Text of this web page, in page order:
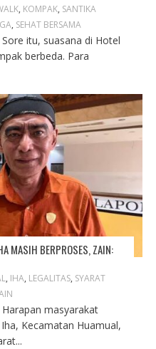
, KOMPAK, SANTIKA
, SEHAT BERSAMA
itu, suasana di Hotel
berbeda. Para
MASIH BERPROSES, ZAIN:
, IHA, LEGALITAS, SYARAT
masyarakat
Kecamatan Huamual,